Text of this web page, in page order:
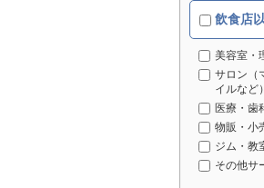
飲食店
美容室・
サロン（
イルなど）
医療・歯
物販・小
ジム・教
その他サ